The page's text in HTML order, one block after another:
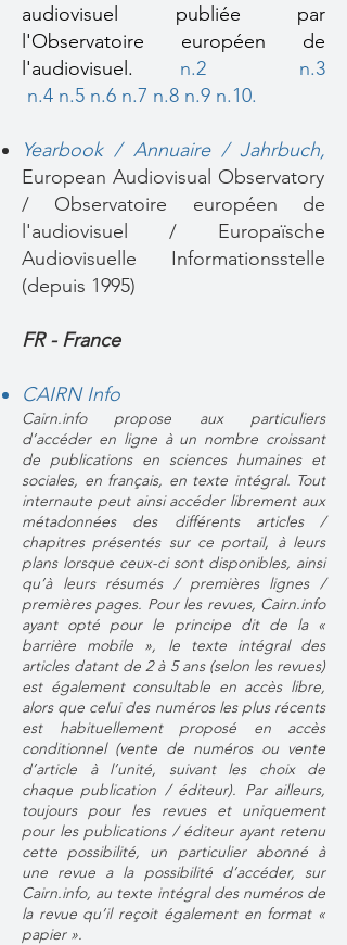
audiovisuel publiée par
l'Observatoire européen de
l'audiovisuel. n.2
n.3
n.4 n.5 n.6 n.7 n.8 n.9 n.10.
Yearbook / Annuaire / Jahrbuch,
European Audiovisual Observatory
/ Observatoire européen de
l'audiovisuel / Europaïsche
Audiovisuelle Informationsstelle
(depuis 1995)
FR - France
CAIRN Info
Cairn.info propose aux particuliers
d’accéder en ligne à un nombre croissant
de publications en sciences humaines et
sociales, en français, en texte intégral. Tout
internaute peut ainsi accéder librement aux
métadonnées des différents articles /
chapitres présentés sur ce portail, à leurs
plans lorsque ceux-ci sont disponibles, ainsi
qu’à leurs résumés / premières lignes /
premières pages. Pour les revues, Cairn.info
ayant opté pour le principe dit de la «
barrière mobile », le texte intégral des
articles datant de 2 à 5 ans (selon les revues)
est également consultable en accès libre,
alors que celui des numéros les plus récents
est habituellement proposé en accès
conditionnel (vente de numéros ou vente
d’article à l’unité, suivant les choix de
chaque publication / éditeur). Par ailleurs,
toujours pour les revues et uniquement
pour les publications / éditeur ayant retenu
cette possibilité, un particulier abonné à
une revue a la possibilité d’accéder, sur
Cairn.info, au texte intégral des numéros de
la revue qu’il reçoit également en format «
papier ».